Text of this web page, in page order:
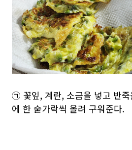
㉠ 꽃잎, 계란, 소금을 넣고 반
에 한 숟가락씩 올려 구워준다.